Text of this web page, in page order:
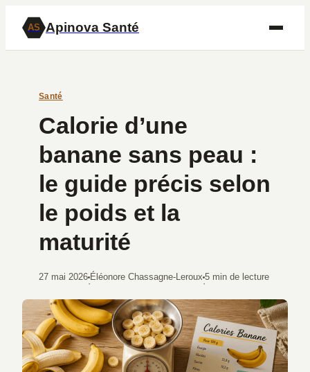
AS Apinova Santé
Santé
Calorie d’une
banane sans peau :
le guide précis selon
le poids et la
maturité
27 mai 2026
·
Éléonore Chassagne-Leroux
·
5 min de lecture